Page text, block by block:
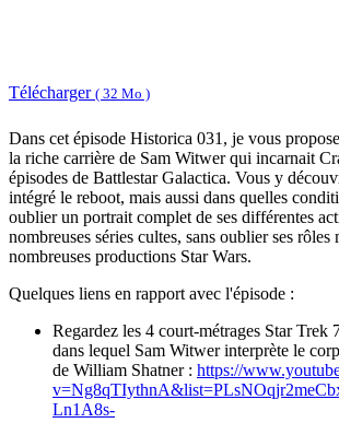
Télécharger ( 32 Mo )
Dans cet épisode Historica 031, je vous
la riche carrière de Sam Witwer qui incarnait
épisodes de Battlestar Galactica. Vous y
intégré le reboot, mais aussi dans quelles
oublier un portrait complet de ses différentes
nombreuses séries cultes, sans oublier ses rôles
nombreuses productions Star Wars.
Quelques liens en rapport avec l'épisode :
Regardez les 4 court-métrages Star Trek
dans lequel Sam Witwer interprète le
de William Shatner : https://
Ln1A8s-